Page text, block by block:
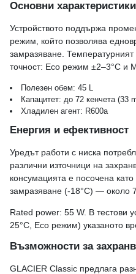
Основни характеристики
Устройството поддържа
режим, който позволява
замразяване.
точност: Eco режим ±2–3°C и
Полезен обем: 45 L
Капацитет: до 72 кенчета (33
Хладилен агент: R600a
Енергия и ефективност
Уредът работи с ниска
различни източници на
консумацията е посочена
замразяване (-18°C) — около
Rated power: 55 W. В тестови
25°C, Eco режим) указаното
Възможности за
GLACIER Classic предлага